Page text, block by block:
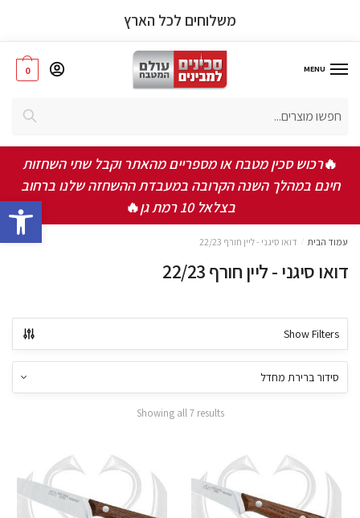
משלוחים לכל הארץ
MENU
חיפוש
0
🔥רכוש סכין מטבח או מספריים מהאתר וקבל שתי השחזות
חינם במהלך השנה הקרובה במעבדת ההשחזה שלנו ברחוב
בצלאל 10 רמת גן
🔥
עמוד הבית דואו סיגני - ליין חורף 22/23
דואו סיגני - ליין חורף 22/23
Show Filters
Showing all 7 results